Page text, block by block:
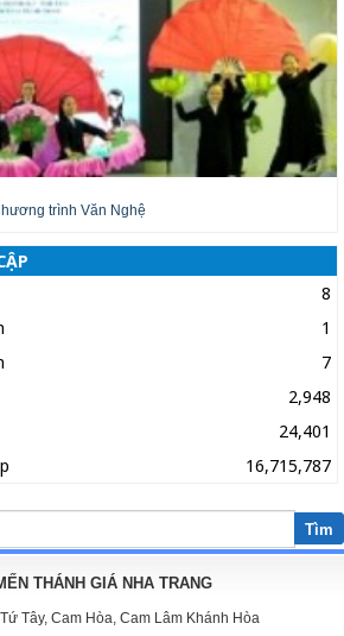
trình Văn Nghệ
8
1
7
2,948
24,401
16,715,787
Tìm
THÁNH GIÁ NHA TRANG
Tây, Cam Hòa, Cam Lâm Khánh Hòa